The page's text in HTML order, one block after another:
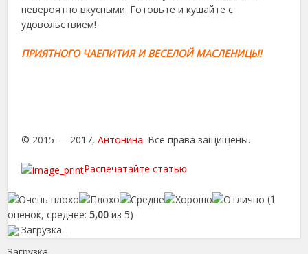
невероятно вкусными. Готовьте и кушайте с
удовольствием!
ПРИЯТНОГО ЧАЕПИТИЯ И ВЕСЕЛОЙ МАСЛЕНИЦЫ!
© 2015 — 2017,Антонина. Все права защищены.
Распечатайте статью
(1
оценок, среднее:5,00 из 5)
Загрузка...